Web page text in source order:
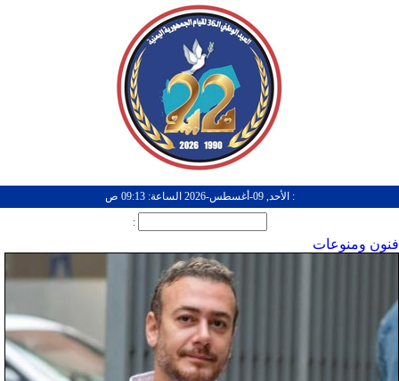
: الأحد, 09-أغسطس-2026 الساعة: 09:13 ص
:
فنون ومنوعات